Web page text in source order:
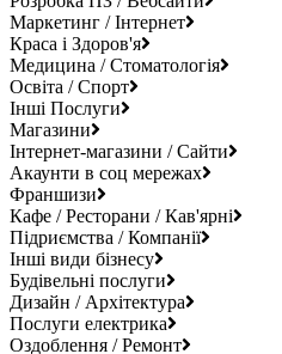
Маркетинг / Інтернет
Краса і Здоров'я
Медицина / Стоматологія
Освіта / Спорт
Інші Послуги
Магазини
Інтернет-магазини / Сайти
Акаунти в соц мережах
Франшизи
Кафе / Ресторани / Кав'ярні
Підриємства / Компанії
Інші види бізнесу
Будівельні послуги
Дизайн / Архітектура
Послуги електрика
Оздоблення / Ремонт